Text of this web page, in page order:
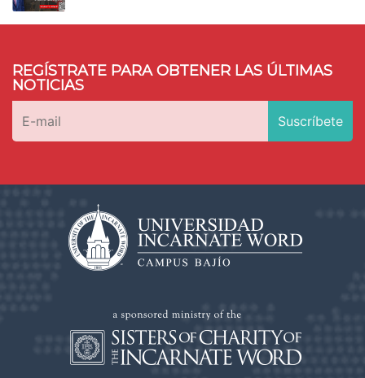
REGÍSTRATE PARA OBTENER LAS ÚLTIMAS
NOTICIAS